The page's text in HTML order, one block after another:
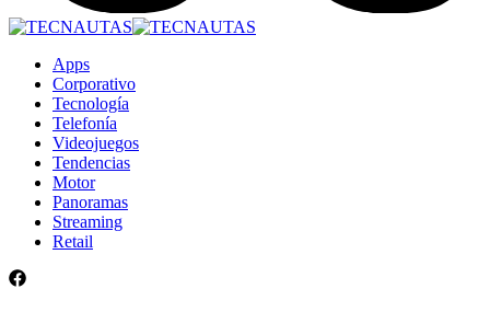
Apps
Corporativo
Tecnología
Telefonía
Videojuegos
Tendencias
Motor
Panoramas
Streaming
Retail